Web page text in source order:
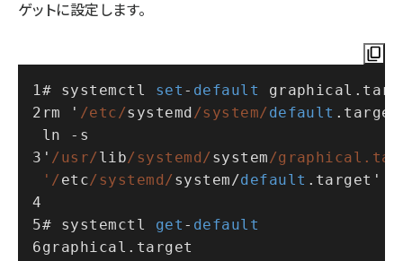
ゲットに設定します。
# systemctl set - default
rm ' /etc/systemd /system/default
ln - s
' /usr/lib/systemd/system /
'/etc/systemd/system /default .target'
# systemctl get - default
graphical.target